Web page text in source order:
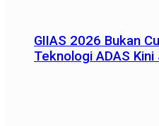
GIIAS 2026 Bukan
Teknologi ADAS